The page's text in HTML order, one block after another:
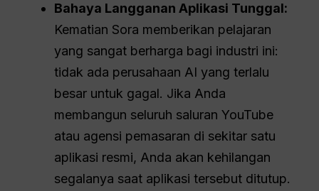
Bahaya Langganan Aplikasi Tunggal:
Kematian Sora memberikan pelajaran
yang sangat berharga bagi industri ini:
tidak ada perusahaan AI yang terlalu
besar untuk gagal. Jika Anda
membangun seluruh saluran YouTube
atau agensi pemasaran di sekitar satu
aplikasi resmi, Anda akan kehilangan
segalanya saat aplikasi tersebut ditutup.